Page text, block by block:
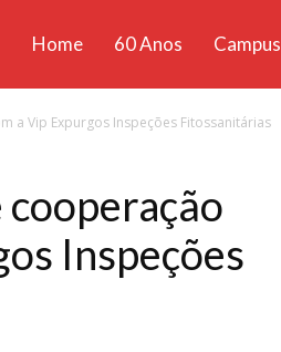
Home 60 Anos Campus
a Vip Expurgos Inspeções Fitossanitárias
Inspeções